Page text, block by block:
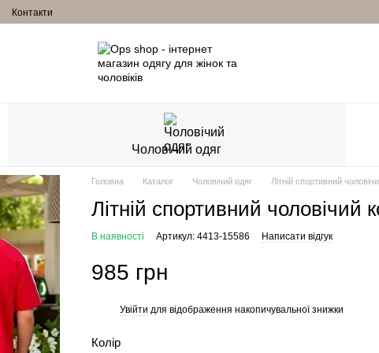
Контакти
Чоловічий одяг
Головна Каталог Чоловічий одяг Літній спортивний
Літній спортивний
В наявності Артикул: 4413-15586 Написати відгук
985 грн
Увійти для відображення накопичувальної знижки
Колір